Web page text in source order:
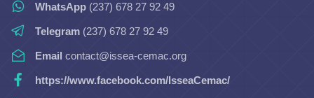
WhatsApp (237) 678 27 92 49
Telegram (237) 678 27 92 49
Email contact@issea-cemac.org
https://www.facebook.com/IsseaCemac/